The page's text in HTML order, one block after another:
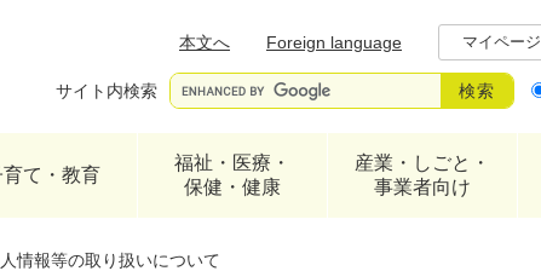
本文へ
Foreign language マイページ
サイト内検索
育て・教育
福祉・医療・
保健・健康
産業・しごと・
事業者向け
情報等の取り扱いについて